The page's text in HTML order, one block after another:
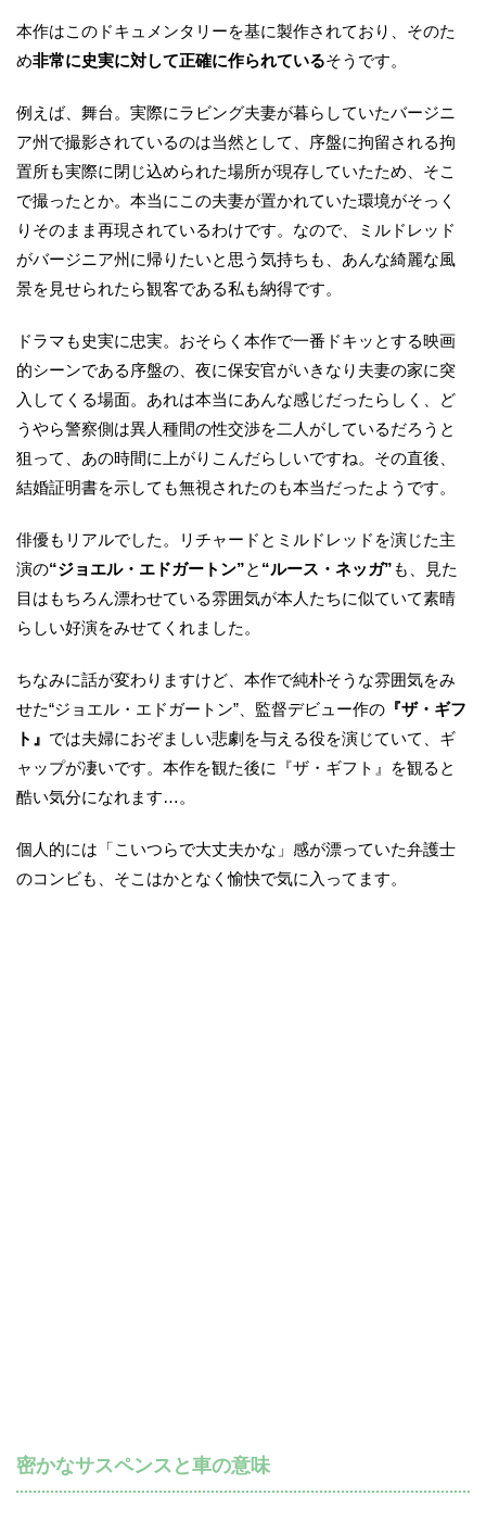
本作はこのドキュメンタリーを基に製作されており、そのた
め非常に史実に対して正確に作られているそうです。
例えば、舞台。実際にラビング夫妻が暮らしていたバージニ
ア州で撮影されているのは当然として、序盤に拘留される拘
置所も実際に閉じ込められた場所が現存していたため、そこ
で撮ったとか。本当にこの夫妻が置かれていた環境がそっく
りそのまま再現されているわけです。なので、ミルドレッド
がバージニア州に帰りたいと思う気持ちも、あんな綺麗な風
景を見せられたら観客である私も納得です。
ドラマも史実に忠実。おそらく本作で一番ドキッとする映画
的シーンである序盤の、夜に保安官がいきなり夫妻の家に突
入してくる場面。あれは本当にあんな感じだったらしく、ど
うやら警察側は異人種間の性交渉を二人がしているだろうと
狙って、あの時間に上がりこんだらしいですね。その直後、
結婚証明書を示しても無視されたのも本当だったようです。
俳優もリアルでした。リチャードとミルドレッドを演じた主
演の“ジョエル・エドガートン”と “ルース・ネッガ”も、見た
目はもちろん漂わせている雰囲気が本人たちに似ていて素晴
らしい好演をみせてくれました。
ちなみに話が変わりますけど、本作で純朴そうな雰囲気をみ
せた“ジョエル・エドガートン”、監督デビュー作の 『ザ・ギフ
ト』 では夫婦におぞましい悲劇を与える役を演じていて、ギ
ャップが凄いです。本作を観た後に『ザ・ギフト』を観ると
酷い気分になれます…。
個人的には「こいつらで大丈夫かな」感が漂っていた弁護士
のコンビも、そこはかとなく愉快で気に入ってます。
密かなサスペンスと車の意味